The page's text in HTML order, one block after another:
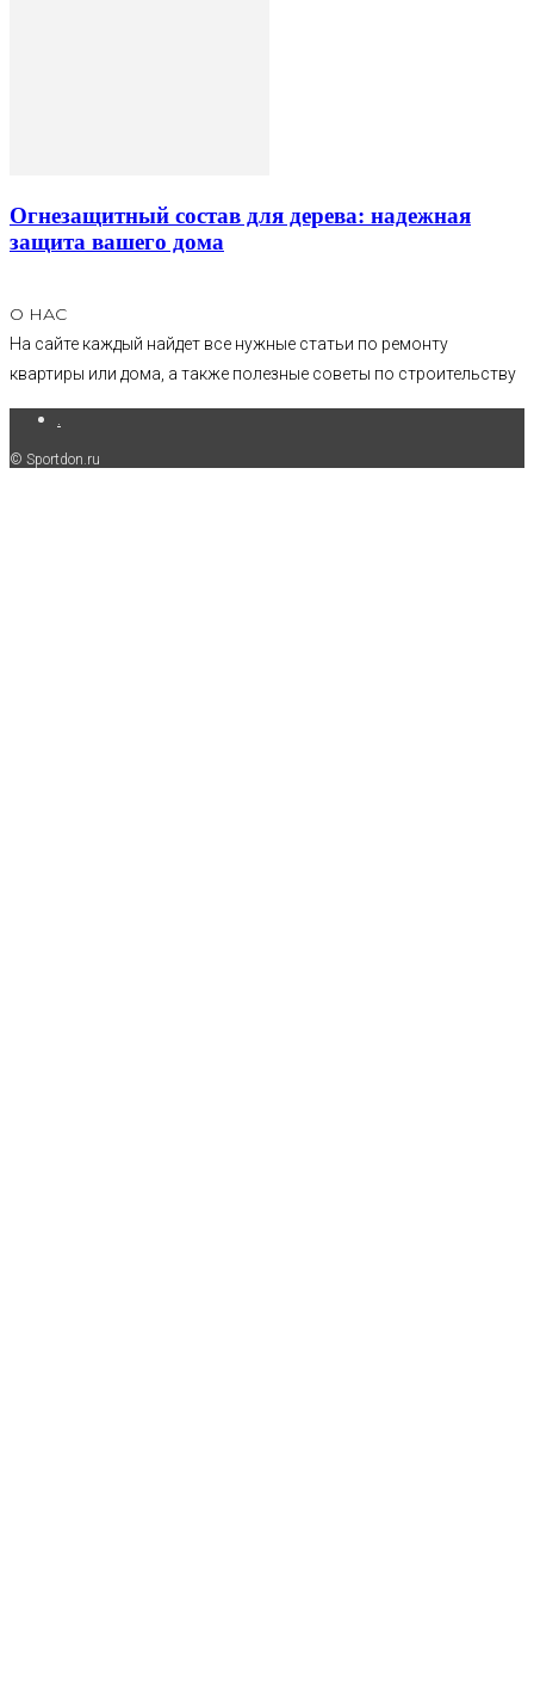
Огнезащитный состав для дерева: надежная
защита вашего дома
О НАС
На сайте каждый найдет все нужные статьи по ремонту
квартиры или дома, а также полезные советы по строительству
© Sportdon.ru